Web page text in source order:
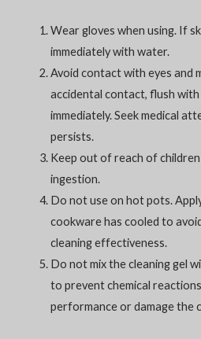
Wear gloves when using. If
immediately with water.
Avoid contact with eyes and
accidental contact, flush
immediately. Seek medical
persists.
Keep out of reach of
ingestion.
Do not use on hot pots.
cookware has cooled to
cleaning effectiveness.
Do not mix the cleaning gel
to prevent chemical
performance or damage the